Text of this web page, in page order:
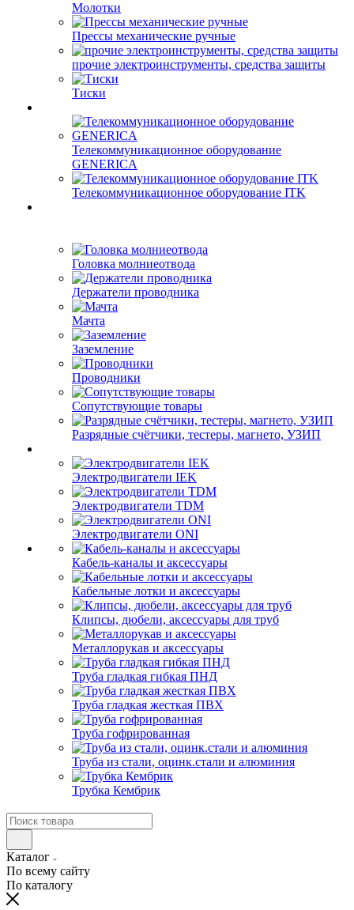
Молотки
Прессы механические ручные
прочие электроинструменты, средства защиты
Тиски
Телекоммуникационное оборудование
GENERICA
Телекоммуникационное оборудование ITK
Головка молниеотвода
Держатели проводника
Мачта
Заземление
Проводники
Сопутствующие товары
Разрядные счётчики, тестеры, магнето, УЗИП
Электродвигатели IEK
Электродвигатели TDM
Электродвигатели ONI
Кабель-каналы и аксессуары
Кабельные лотки и аксессуары
Клипсы, дюбели, аксессуары для труб
Металлорукав и аксессуары
Труба гладкая гибкая ПНД
Труба гладкая жесткая ПВХ
Труба гофрированная
Труба из стали, оцинк.стали и алюминия
Трубка Кембрик
Каталог
По всему сайту
По каталогу